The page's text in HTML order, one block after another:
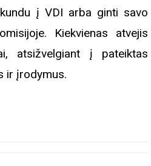
į VDI arba ginti savo
Kiekvienas atvejis
atsižvelgiant į pateiktas
ir įrodymus.